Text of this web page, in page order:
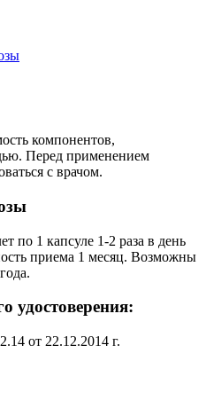
компонентов,
Перед применением
с врачом.
по 1 капсуле 1-2 раза в день
приема 1 месяц. Возможны
удостоверения:
от 22.12.2014 г.